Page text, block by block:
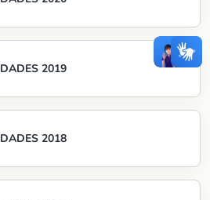
2019
2018